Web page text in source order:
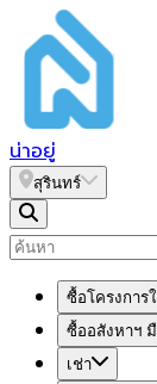
น่าอยู่
สุรินทร์
ซื้อโครงการ
ซื้ออสังหาฯ
เช่า